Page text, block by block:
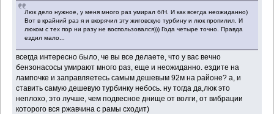
Люк дело нужное, у меня много раз умирал б/Н. И как всегда неожиданно)
Вот в крайний раз я и вкорячил эту жиговскую турбину и люк пропилил. И
люком с тех пор ни разу не воспользовался))) Года четыре точно. Правда
ездил мало...
всегда интересно было, че вы все делаете, что у вас вечно
бензонасосы умирают много раз, еще и неожиданно. ездите на
лампочке и заправляетесь самым дешевым 92м на районе? а, и
ставить самую дешевую турбинку небось. ну тогда да,люк это
неплохо, это лучше, чем подвесное днище от волги, от вибрации
которого вся ржавчина с рамы сходит)